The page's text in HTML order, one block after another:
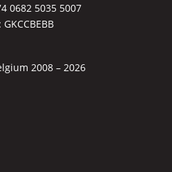
0682 5035 5007
GKCCBEBB
2008 – 2026